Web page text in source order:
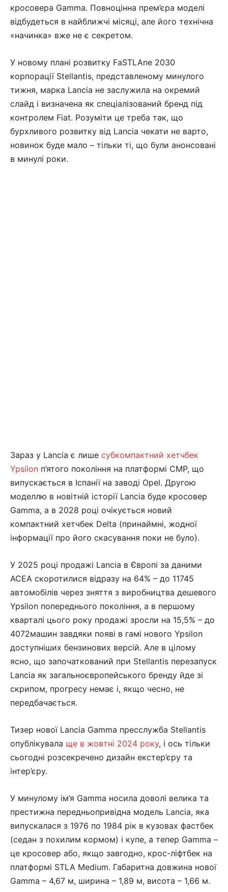
кросовера Gamma. Повноцінна прем’єра моделі
відбудеться в найближчі місяці, але його технічна
«начинка» вже не є секретом.
У новому плані розвитку FaSTLAne 2030
корпорації Stellantis, представленому минулого
тижня, марка Lancia не заслужила на окремий
слайд і визначена як спеціалізований бренд під
контролем Fiat. Розуміти це треба так, що
бурхливого розвитку від Lancia чекати не варто,
новинок буде мало – тільки ті, що були анонсовані
в минулі роки.
Зараз у Lancia є лише субкомпактний хетчбек
Ypsilon п’ятого покоління на платформі CMP, що
випускається в Іспанії на заводі Opel. Другою
моделлю в новітній історії Lancia буде кросовер
Gamma, а в 2028 році очікується новий
компактний хетчбек Delta (принаймні, жодної
інформації про його скасування поки не було).
У 2025 році продажі Lancia в Європі за даними
ACEA скоротилися відразу на 64% – до 11745
автомобілів через зняття з виробництва дешевого
Ypsilon попереднього покоління, а в першому
кварталі цього року продажі зросли на 15,5% – до
4072машин завдяки появі в гамі нового Ypsilon
доступніших бензинових версій. Але в цілому
ясно, що започаткований при Stellantis перезапуск
Lancia як загальноєвропейського бренду йде зі
скрипом, прогресу немає і, якщо чесно, не
передбачається.
Тизер нової Lancia Gamma пресслужба Stellantis
опублікувала ще в жовтні 2024 року, і ось тільки
сьогодні розсекречено дизайн екстер’єру та
інтер’єру.
У минулому ім’я Gamma носила доволі велика та
престижна передньопривідна модель Lancia, яка
випускалася з 1976 по 1984 рік в кузовах фастбек
(седан з похилим кормом) і купе, а тепер Gamma –
це кросовер або, якщо завгодно, крос-ліфтбек на
платформі STLA Medium. Габаритна довжина нової
Gamma – 4,67 м, ширина – 1,89 м, висота – 1,66 м.